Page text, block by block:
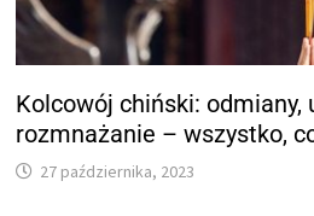
Kolcowój chiński: odmiany,
rozmnażanie – wszystko,
27 października, 2023